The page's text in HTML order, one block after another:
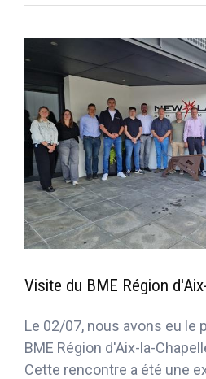
Visite du BME Région
Le 02/07, nous avons eu le
BME Région d'Aix-la-
Cette rencontre a été une